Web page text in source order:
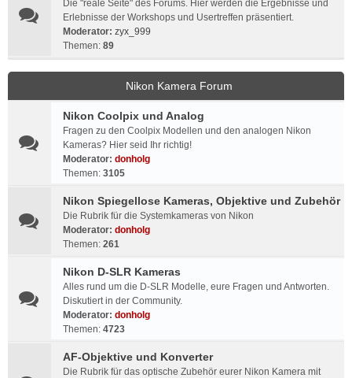
Die "reale Seite" des Forums. Hier werden die Ergebnisse und
Erlebnisse der Workshops und Usertreffen präsentiert.
Moderator: zyx_999
Themen: 89
Nikon Kamera Forum
Nikon Coolpix und Analog
Fragen zu den Coolpix Modellen und den analogen Nikon
Kameras? Hier seid Ihr richtig!
Moderator: donholg
Themen: 3105
Nikon Spiegellose Kameras, Objektive und Zubehör
Die Rubrik für die Systemkameras von Nikon
Moderator: donholg
Themen: 261
Nikon D-SLR Kameras
Alles rund um die D-SLR Modelle, eure Fragen und Antworten.
Diskutiert in der Community.
Moderator: donholg
Themen: 4723
AF-Objektive und Konverter
Die Rubrik für das optische Zubehör eurer Nikon Kamera mit